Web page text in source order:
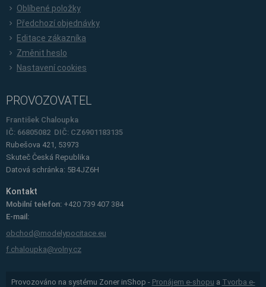
Oblíbené položky
Předchozí objednávky
Editace zákazníka
Změnit heslo
Nastavení cookies
PROVOZOVATEL
František Chaloupka
IČ: 66805082 DIČ: CZ6901183135
Rubešova 421, 53973
Skuteč Česká Republika
Datová schránka: 5B4JZ6H
Kontakt
Mobilní telefon: +420 739 407 384
E-mail:
obchod@modelypocitace.eu
f.chaloupka@volny.cz
Provozováno na systému Zoner inShop - Pronájem e-shopu a Tvorba e-